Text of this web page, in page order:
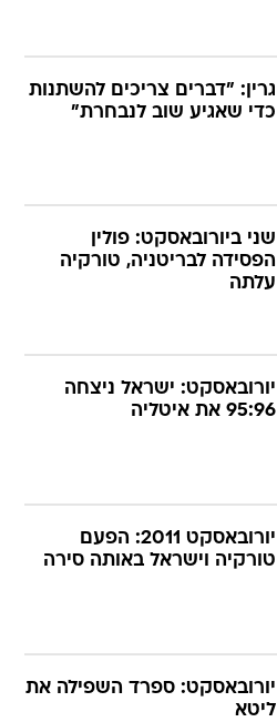
גרין: "דברים צריכים להשתנות
כדי שאגיע שוב לנבחרת"
שני ביורובאסקט: פולין
הפסידה לבריטניה, טורקיה
עלתה
יורובאסקט: ישראל ניצחה
95:96 את איטליה
יורובאסקט 2011: הפעם
טורקיה וישראל באותה סירה
יורובאסקט: ספרד השפילה את
ליטא